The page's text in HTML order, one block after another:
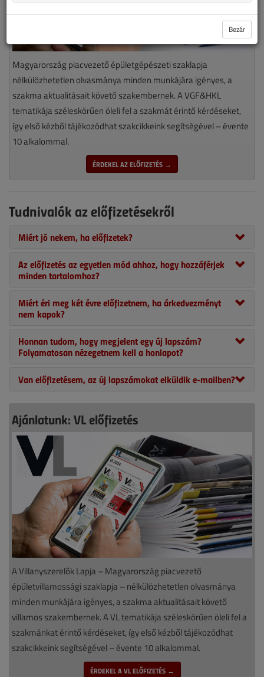
Magyarország piacvezető épületgépészeti szaklapja
nélkülözhetetlen olvasmánya minden munkájára igényes, a
szakma aktualitásait követő szakembernek. A VGF&HKL
tematikája széleskörűen öleli fel a szakmát érintő kérdéseket,
így első kézből tájékozódhat szakcikkeink segítségével – évente
10 alkalommal.
ÉRDEKEL AZ ELŐFIZETÉS →
Tudnivalók az előfizetésekről
Miért jó nekem, ha előfizetek?
Az előfizetés az egyetlen mód ahhoz, hogy hozzáférjek
minden tartalomhoz?
Miért éri meg két évre előfizetnem, ha árkedvezményt
nem kapok?
Honnan tudom, hogy megjelent egy új lapszám?
Folyamatosan nézegetnem kell a honlapot?
Van előfizetésem, az új lapszámokat elküldik e-mailben?
Ajánlatunk: VL előfizetés
A Villanyszerelők Lapja – Magyarország piacvezető
épületvillamossági szaklapja – nélkülözhetetlen olvasmánya
minden munkájára igényes, a szakma aktualitásait követő
villamos szakembernek. A VL tematikája széleskörűen öleli fel a
szakmánkat érintő kérdéseket, így első kézből tájékozódhat
szakcikkeink segítségével – évente 10 alkalommal.
ÉRDEKEL A VL ELŐFIZETÉS →
Bezár